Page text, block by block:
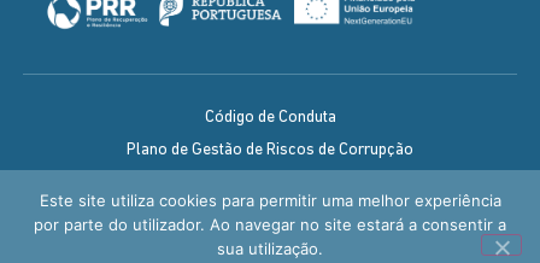
Código de Conduta
Plano de Gestão de Riscos de Corrupção
Aviso legal / Política de Privacidade
Este site utiliza cookies para permitir uma melhor experiência
por parte do utilizador. Ao navegar no site estará a consentir a
sua utilização.